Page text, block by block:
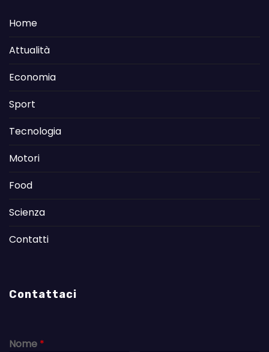
Home
Attualità
Economia
Sport
Tecnologia
Motori
Food
Scienza
Contatti
Contattaci
Nome *